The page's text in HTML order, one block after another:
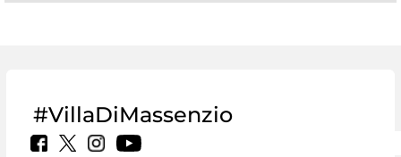
#VillaDiMassenzio